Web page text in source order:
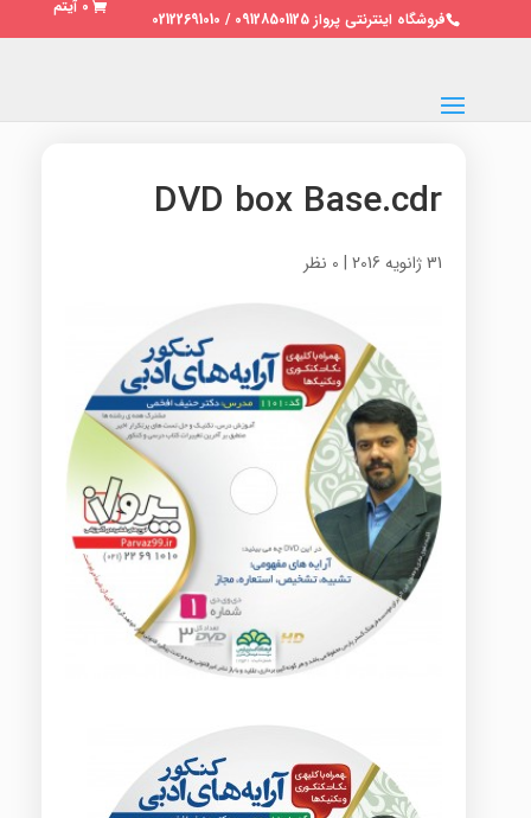
فروشگاه اینترنتی پرواز 09128501125 / 02122691010
0 آیتم
DVD box Base.cdr
31 ژانویه 2016 | 0 نظر